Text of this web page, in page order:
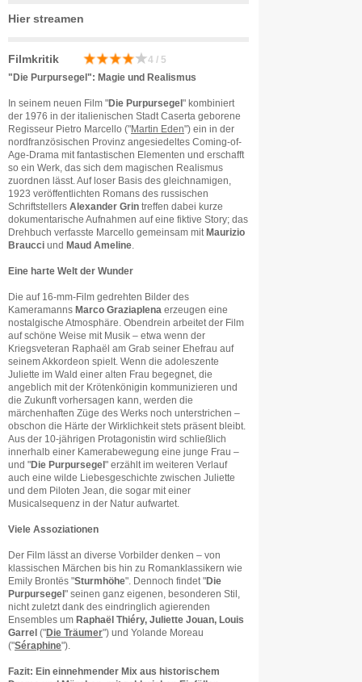
Hier streamen
Filmkritik 4 / 5
"Die Purpursegel": Magie und Realismus
In seinem neuen Film "Die Purpursegel " kombiniert
der 1976 in der italienischen Stadt Caserta geborene
Regisseur Pietro Marcello ("Martin Eden") ein in der
nordfranzösischen Provinz angesiedeltes Coming-of-
Age-Drama mit fantastischen Elementen und erschafft
so ein Werk, das sich dem magischen Realismus
zuordnen lässt. Auf loser Basis des gleichnamigen,
1923 veröffentlichten Romans des russischen
Schriftstellers Alexander Grin treffen dabei kurze
dokumentarische Aufnahmen auf eine fiktive Story; das
Drehbuch verfasste Marcello gemeinsam mit Maurizio
Braucci und Maud Ameline
Eine harte Welt der Wunder
Die auf 16-mm-Film gedrehten Bilder des
Kameramanns Marco Graziaplena erzeugen eine
nostalgische Atmosphäre. Obendrein arbeitet der Film
auf schöne Weise mit Musik – etwa wenn der
Kriegsveteran Raphaël am Grab seiner Ehefrau auf
seinem Akkordeon spielt. Wenn die adoleszente
Juliette im Wald einer alten Frau begegnet, die
angeblich mit der Krötenkönigin kommunizieren und
die Zukunft vorhersagen kann, werden die
märchenhaften Züge des Werks noch unterstrichen –
obschon die Härte der Wirklichkeit stets präsent bleibt.
Aus der 10-jährigen Protagonistin wird schließlich
innerhalb einer Kamerabewegung eine junge Frau –
und "Die Purpursegel " erzählt im weiteren Verlauf
auch eine wilde Liebesgeschichte zwischen Juliette
und dem Piloten Jean, die sogar mit einer
Musicalsequenz in der Natur aufwartet.
Viele Assoziationen
Der Film lässt an diverse Vorbilder denken – von
klassischen Märchen bis hin zu Romanklassikern wie
Emily Brontës "Sturmhöhe". Dennoch findet "Die
Purpursegel " seinen ganz eigenen, besonderen Stil,
nicht zuletzt dank des eindringlich agierenden
Ensembles um Raphaël Thiéry, Juliette Jouan, Louis
Garrel ("Die Träumer") und Yolande Moreau
("Séraphine").
Fazit: Ein einnehmender Mix aus historischem